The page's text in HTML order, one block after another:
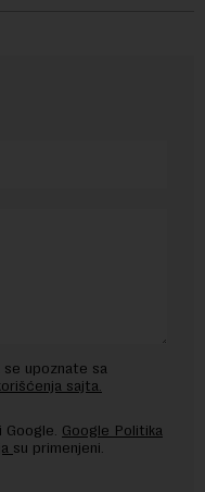
se upoznate sa
sajta.
Google Politika
su primenjeni.